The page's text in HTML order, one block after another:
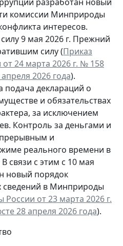
комиссии Минприроды
интересов.
9 мая 2026 г. Прежний
силу (Приказ
24 марта 2026 г. № 158
2026 года).
подача деклараций о
и обязательствах
за исключением
Контроль за деньгами и
и
реального времени в
связи с этим с 10 мая
новый порядок
сведений в Минприроды
от 23 марта 2026 г.
28 апреля 2026 года).